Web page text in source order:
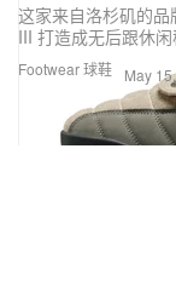
Footwear 球鞋
这家来自洛杉矶的
III 打造成无后跟休
May